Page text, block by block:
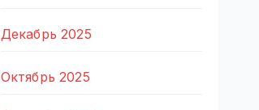
Декабрь 2025
Октябрь 2025